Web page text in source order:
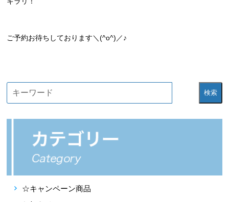
ご予約お待ちしております＼(^o^)／♪
検索
☆キャンペーン商品